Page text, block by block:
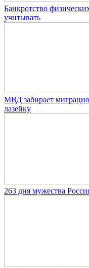
Банкротство
учитывать
МВД забирает
лазейку
263 дня мужества